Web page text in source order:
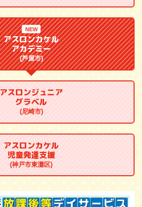
NEW
アスロンカケル
アカデミー
(芦屋市)
アスロンジュニア
グラベル
(尼崎市)
アスロンカケル
児童発達支援
(神戸市東灘区)